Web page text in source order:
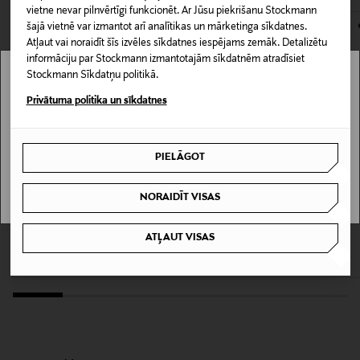
vietne nevar pilnvērtīgi funkcionēt. Ar Jūsu piekrišanu Stockmann
šajā vietnē var izmantot arī analītikas un mārketinga sīkdatnes.
Atļaut vai noraidīt šīs izvēles sīkdatnes iespējams zemāk. Detalizētu
informāciju par Stockmann izmantotajām sīkdatnēm atradīsiet
Stockmann Sīkdatņu politikā.
Privātuma politika un sīkdatnes
PIELĀGOT
NORAIDĪT VISAS
ATĻAUT VISAS
Iepakojuma izmērs
50 ml
Tuoksutyyppi
Parfimērijas ūdens (EdP)
Produkta drošības
Svarīgi: Viegli uzliesmojošs līdz izžūšanai. Izvairīties no
atklātas liesmas un citiem siltuma avotiem. Izvairīties
NOCOL
kas tiek atdoti atpakaļ, ir jābūt to sākotnējā neatvērtajā
iepakojumā.
PREČU ATGRIEŠANAS POLITIKA
Super Cedar EdP parfimērijas ūdens
Original Price
167,00 €
LIBRE LE PARFUM smaržūdens
Original Price
115,00 €
Stockmann nav pieejams tavā valstī.
I UNDERSTAND